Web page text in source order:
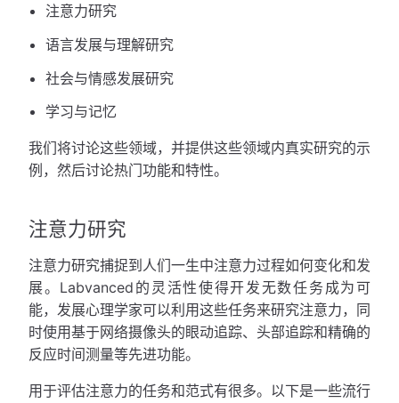
注意力研究
语言发展与理解研究
社会与情感发展研究
学习与记忆
我们将讨论这些领域，并提供这些领域内真实研究的示
例，然后讨论热门功能和特性。
注意力研究
注意力研究捕捉到人们一生中注意力过程如何变化和发
展。Labvanced的灵活性使得开发无数任务成为可
能，发展心理学家可以利用这些任务来研究注意力，同
时使用基于网络摄像头的眼动追踪、头部追踪和精确的
反应时间测量等先进功能。
用于评估注意力的任务和范式有很多。以下是一些流行